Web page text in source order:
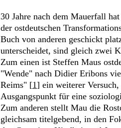
30 Jahre nach dem Mauerfall
der ostdeutschen
Buch von anderen geschickt
unterscheidet, sind gleich zwei
Zum einen ist Steffen Maus
"Wende" nach Didier Eribons
Reims" [1] ein weiterer
Ausgangspunkt für eine
Zum anderen stellt Mau die
gleichsam titelgebend, in den